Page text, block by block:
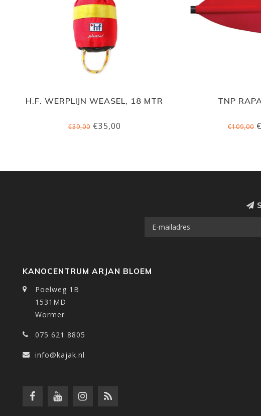
H.F. WERPLIJN WEASEL, 18 MTR
€39,00€35,00
TNP
€109,00
KANOCENTRUM ARJAN BLOEM
Poelweg 1B
1531MD
Wormer
075 621 8805
info@kajak.nl